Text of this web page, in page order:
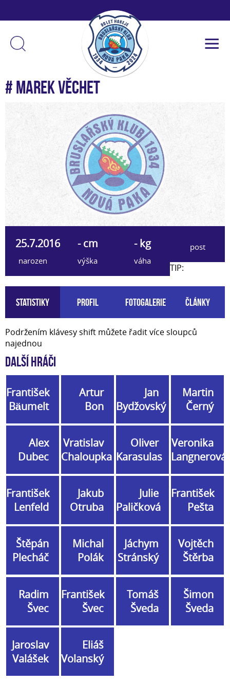
# Marek Věchet
25.7.2016
narozen
- cm
výška
- kg
váha
post
Statistiky Profil Fotogalerie Články
TIP:
Podržením klávesy shift můžete řadit více sloupců
najednou
Další hráči
František
Bäumelt
Artur
Bon
Jan
Bydžovský
Martin
Černý
Alex
Dubec
Vratislav
Chaloupka
Oliver
Karasulas
Veronika
Langnerová
František
Lenfeld
Jakub
Otruba
Julie
Paličková
František
Pešta
Štěpán
Plecháč
Michal
Polák
Jáchym
Stránský
Vojtěch
Štěrba
Radim
Švec
František
Švec
Tomáš
Šveda
Šimon
Šveda
Jaroslav
Valášek
Eliáš
Volanský